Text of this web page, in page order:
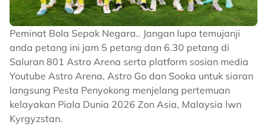
Peminat Bola Sepak Negara.. Jangan lupa temujanji
anda petang ini jam 5 petang dan 6.30 petang di
Saluran 801 Astro Arena serta platform sosian media
Youtube Astro Arena, Astro Go dan Sooka untuk siaran
langsung Pesta Penyokong menjelang pertemuan
kelayakan Piala Dunia 2026 Zon Asia, Malaysia lwn
Kyrgyzstan.